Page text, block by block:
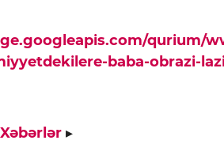
qurium/
baba-obrazi-
Xəbərlər ▸